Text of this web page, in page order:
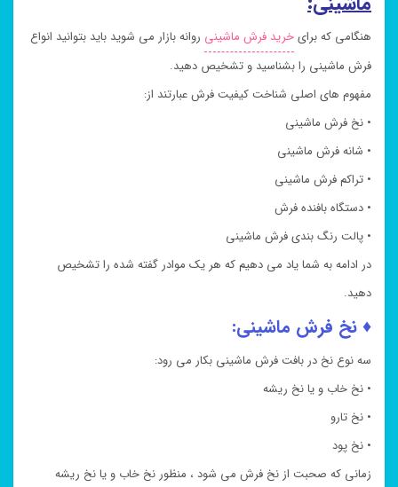
هنگامی که برایخرید فرش ماشینی روانه بازار می شوید باید بتوانید انواع
فرش ماشینی را بشناسید و تشخیص دهید.
مفهوم های اصلی شناخت کیفیت فرش عبارتند از:
• نخ فرش ماشینی
• شانه فرش ماشینی
• تراکم فرش ماشینی
• دستگاه بافنده فرش
• پالت رنگ بندی فرش ماشینی
در ادامه به شما یاد می دهیم که هر یک موادر گفته شده را تشخیص
دهید.
♦ نخ فرش ماشینی:
سه نوع نخ در بافت فرش ماشینی بکار می رود:
• نخ خاب و یا نخ ریشه
• نخ تارو
• نخ پود
زمانی که صحبت از نخ فرش می شود ، منظور نخ خاب و یا نخ ریشه